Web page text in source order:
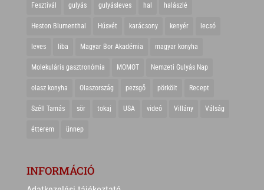
Fesztivál gulyás gulyásleves hal halászlé
Heston Blumenthal Húsvét karácsony kenyér lecsó
leves liba Magyar Bor Akadémia magyar konyha
Molekuláris gasztronómia MOMOT Nemzeti Gulyás Nap
olasz konyha Olaszország pezsgő pörkölt Recept
Széll Tamás sör tokaj USA videó Villány Válság
étterem ünnep
INFORMÁCIÓ